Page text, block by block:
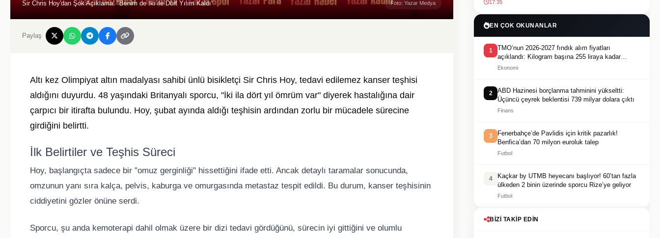
Sir Chris Hoy'dan Şok Açıklama: "Benim de İki ile Dört Yılım Kaldı" Foto: Yazar Medya
Paylaş
Altı kez Olimpiyat altın madalyası sahibi ünlü bisikletçi Sir Chris Hoy, tedavi edilemez kanser teşhisi
aldığını duyurdu. 48 yaşındaki Britanyalı sporcu, "İki ila dört yıl ömrüm var" diyerek hastalığına dair
çarpıcı bir itirafta bulundu. Hoy, şubat ayında aldığı teşhisin ardından zorlu bir mücadele sürecine
girdiğini belirtti.
İlk Belirtiler ve Teşhis Süreci
Hoy, başlangıçta sadece bir "omuz gerginliği" hissettiğini ifade etti. Ancak detaylı taramalar sonucunda,
omzunun yanı sıra kalça, pelvis, kaburga ve omurgasında metastaz tespit edildi. Bu durum, kanser teşhisinin
ciddiyetini gözler önüne serdi.
Sporcu, şu anda kemoterapi dahil olmak üzere bir dizi tedavi gördüğünü, sürecin iyi gittiğini ve olumlu
17:35
EN ÇOK OKUNANLAR
1
TMO’nun 2026-2027 fındık alım fiyatları
açıklandı: Kilogram başına 255 liraya kadar
ödeme yapılacak
Ekonomi
2
ABD Hazinesi borçlanma tahminini yükseltti:
Üçüncü çeyrek beklentisi 739 milyar dolara çıktı
Finans
3
Fenerbahçe’de Pavlidis için kritik pazarlık!
Benfica’dan 70 milyon euroluk talep
Futbol
4
Kaçkar by UTMB heyecanı başlıyor! 60’tan fazla
ülkeden 2 binin üzerinde sporcu Rize’ye geliyor
Futbol
BIZI TAKIP EDIN